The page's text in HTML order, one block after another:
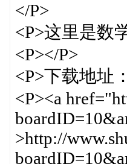
</P>
<P>这里是数
<P></P>
<P>下载地址
<P><a
>http://